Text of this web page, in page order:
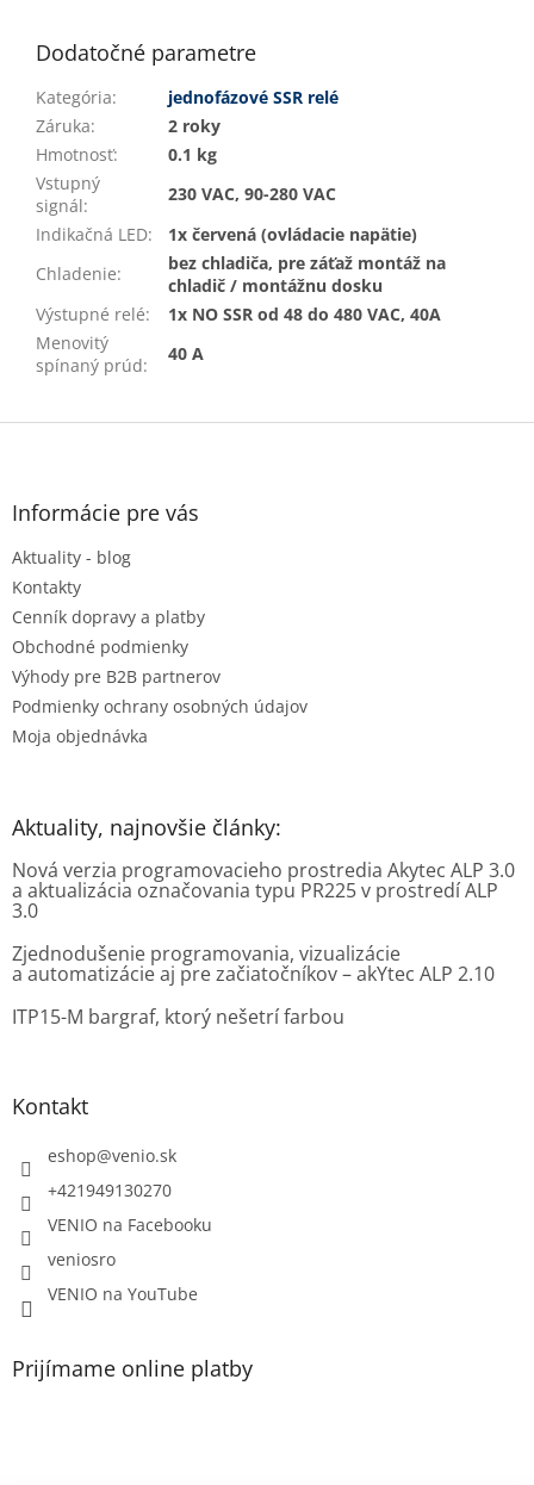
Dodatočné parametre
Kategória:
jednofázové SSR relé
Záruka:
2 roky
Hmotnosť:
0.1 kg
Vstupný
signál:
230 VAC, 90-280 VAC
Indikačná LED:
1x červená (ovládacie napätie)
Chladenie:
bez chladiča, pre záťaž montáž na
chladič / montážnu dosku
Výstupné relé:
1x NO SSR od 48 do 480 VAC, 40A
Menovitý
spínaný prúd:
40 A
Z
Informácie pre vás
Aktuality - blog
Kontakty
Cenník dopravy a platby
Obchodné podmienky
Výhody pre B2B partnerov
Podmienky ochrany osobných údajov
Moja objednávka
Aktuality, najnovšie články:
Nová verzia programovacieho prostredia Akytec ALP 3.0
a aktualizácia označovania typu PR225 v prostredí ALP
3.0
Zjednodušenie programovania, vizualizácie
a automatizácie aj pre začiatočníkov – akYtec ALP 2.10
ITP15-M bargraf, ktorý nešetrí farbou
Kontakt
eshop@venio.sk
+421949130270
VENIO na Facebooku
veniosro
VENIO na YouTube
Prijímame online platby